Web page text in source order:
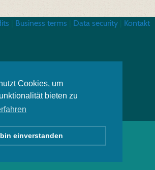
Cookies, um
bieten zu
einverstanden
Business terms Data security Kontakt